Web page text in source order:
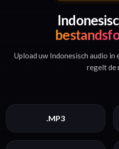
Upload uw Indonesisch audio
regelt de
.MP3